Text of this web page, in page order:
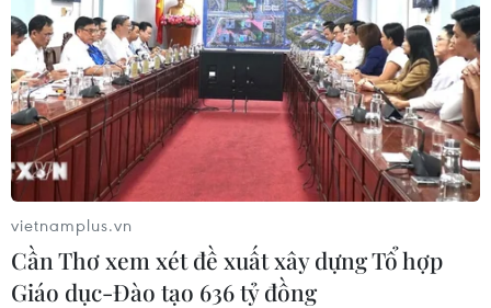
vietnamplus.vn
Cần Thơ xem xét đề xuất xây dựng Tổ hợp
Giáo dục-Đào tạo 636 tỷ đồng